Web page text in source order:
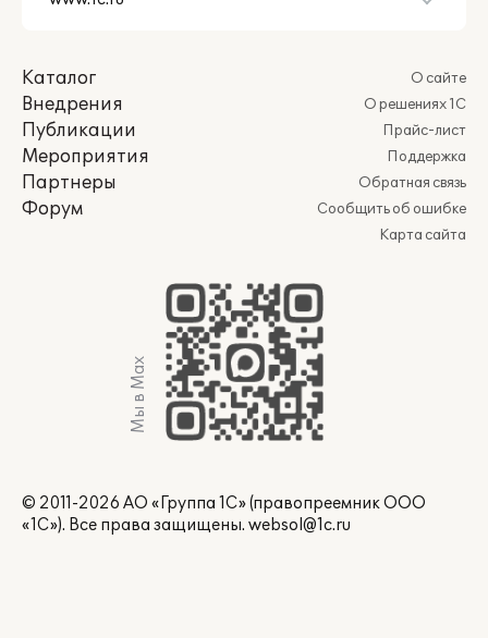
Каталог
Внедрения
Публикации
Мероприятия
Партнеры
Форум
О сайте
О решениях 1С
Прайс-лист
Поддержка
Обратная связь
Сообщить об ошибке
Карта сайта
Мы в Max
© 2011-2026 АО «Группа 1С» (правопреемник ООО
«1С»). Все права защищены. websol@1c.ru